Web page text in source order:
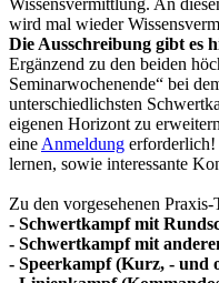
Wissensvermittlung. An
wird mal wieder
Die Ausschreibung gibt es
Ergänzend zu den beiden
Seminarwochenende“ bei
unterschiedlichsten
eigenen Horizont zu
eineAnmeldung erforderlich!
lernen, sowie interessante
Zu den vorgesehenen
- Schwertkampf mit
- Schwertkampf mit
- Speerkampf (Kurz, - und